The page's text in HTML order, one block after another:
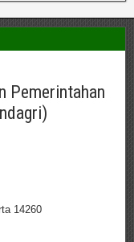
Pemerintahan
14260